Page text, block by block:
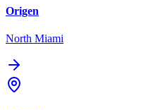
Origen
North Miami